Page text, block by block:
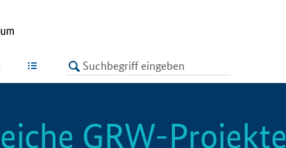
LISTE
GRW-Projekte